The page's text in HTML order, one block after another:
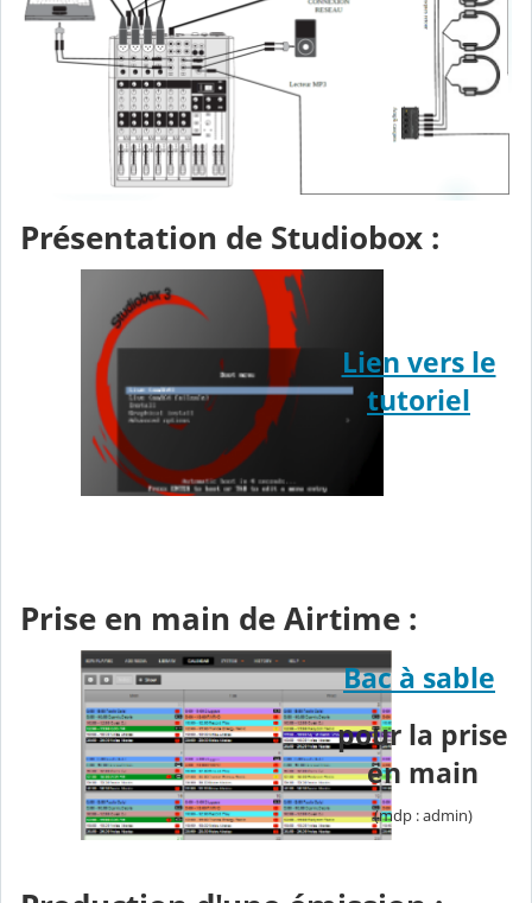
Présentation de Studiobox :
Lien vers le
tutoriel
Prise en main de Airtime :
Bac à sable
pour la prise
en main
(mdp : admin)